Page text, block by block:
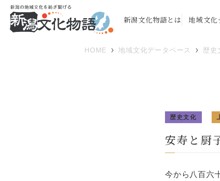
新潟文化物語とは 地域文化
HOME 地域文化データベース 歴史
歴史文化
安寿と厨
今から八百六